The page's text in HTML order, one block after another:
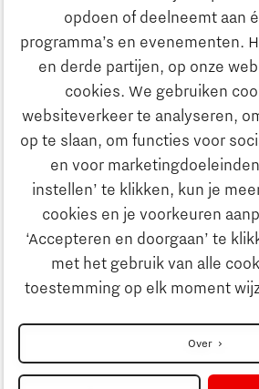
opdoen of deelneemt aan
programma’s en evenementen.
en derde partijen, op onze
cookies. We gebruiken
websiteverkeer te analyseren,
op te slaan, om functies voor
en voor
instellen’ te klikken, kun je
cookies en je voorkeuren
‘Accepteren en doorgaan’ te
met het gebruik van alle
toestemming op elk moment
Over
Ontdek Brainport
Innovatie
Ondernemen
Onderwijs
Strategie &
Onderwijs
Maatschappelijk
Strategie & Organisatie
Zoeken
Contact
Naar internationale website
Privacyverklaring